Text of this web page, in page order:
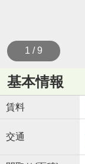
1 / 9
基本情報
賃料
交通